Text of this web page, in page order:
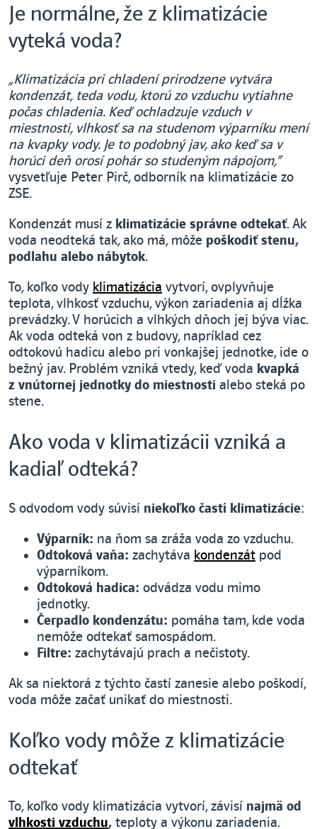
Je normálne, že z klimatizácie
vyteká voda?
„Klimatizácia pri chladení prirodzene vytvára
kondenzát, teda vodu, ktorú zo vzduchu vytiahne
počas chladenia. Keď ochladzuje vzduch v
miestnosti, vlhkosť sa na studenom výparníku mení
na kvapky vody. Je to podobný jav, ako keď sa v
horúci deň orosí pohár so studeným nápojom,“
vysvetľuje Peter Pirč, odborník na klimatizácie zo
ZSE.
Kondenzát musí z klimatizácie správne odtekať. Ak
voda neodteká tak, ako má, môže poškodiť stenu,
podlahu alebo nábytok.
To, koľko vody klimatizácia vytvorí, ovplyvňuje
teplota, vlhkosť vzduchu, výkon zariadenia aj dĺžka
prevádzky. V horúcich a vlhkých dňoch jej býva viac.
Ak voda odteká von z budovy, napríklad cez
odtokovú hadicu alebo pri vonkajšej jednotke, ide o
bežný jav. Problém vzniká vtedy, keď voda kvapká
z vnútornej jednotky do miestnosti alebo steká po
stene.
Ako voda v klimatizácii vzniká a
kadiaľ odteká?
S odvodom vody súvisí niekoľko častí klimatizácie:
Výparník: na ňom sa zráža voda zo vzduchu.
Odtoková vaňa: zachytáva kondenzát pod
výparníkom.
Odtoková hadica: odvádza vodu mimo
jednotky.
Čerpadlo kondenzátu: pomáha tam, kde voda
nemôže odtekať samospádom.
Filtre: zachytávajú prach a nečistoty.
Ak sa niektorá z týchto častí zanesie alebo poškodí,
voda môže začať unikať do miestnosti.
Koľko vody môže z klimatizácie
odtekať
To, koľko vody klimatizácia vytvorí, závisí najmä od
vlhkosti vzduchu, teploty a výkonu zariadenia.